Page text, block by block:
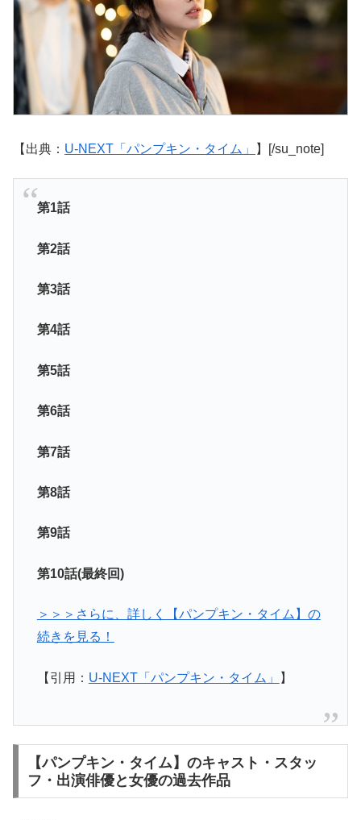
【出典： U-NEXT「パンプキン・タイム」 】[/su_note]
第1話
第2話
第3話
第4話
第5話
第6話
第7話
第8話
第9話
第10話(最終回)
＞＞＞さらに、詳しく【パンプキン・タイム】の
続きを見る！
【引用： U-NEXT「パンプキン・タイム」 】
【パンプキン・タイム】のキャスト・スタッ
フ・出演俳優と女優の過去作品